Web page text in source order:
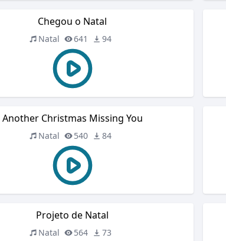
Chegou o Natal
Natal 641 94
Another Christmas Missing You
Natal 540 84
Projeto de Natal
Natal 564 73